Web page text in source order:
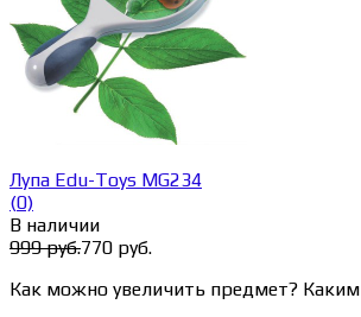
избранное сравнить
Лупа Edu-Toys MG234
(0)
В наличии
999 руб.770 руб.
Как можно увеличить предмет? Каким